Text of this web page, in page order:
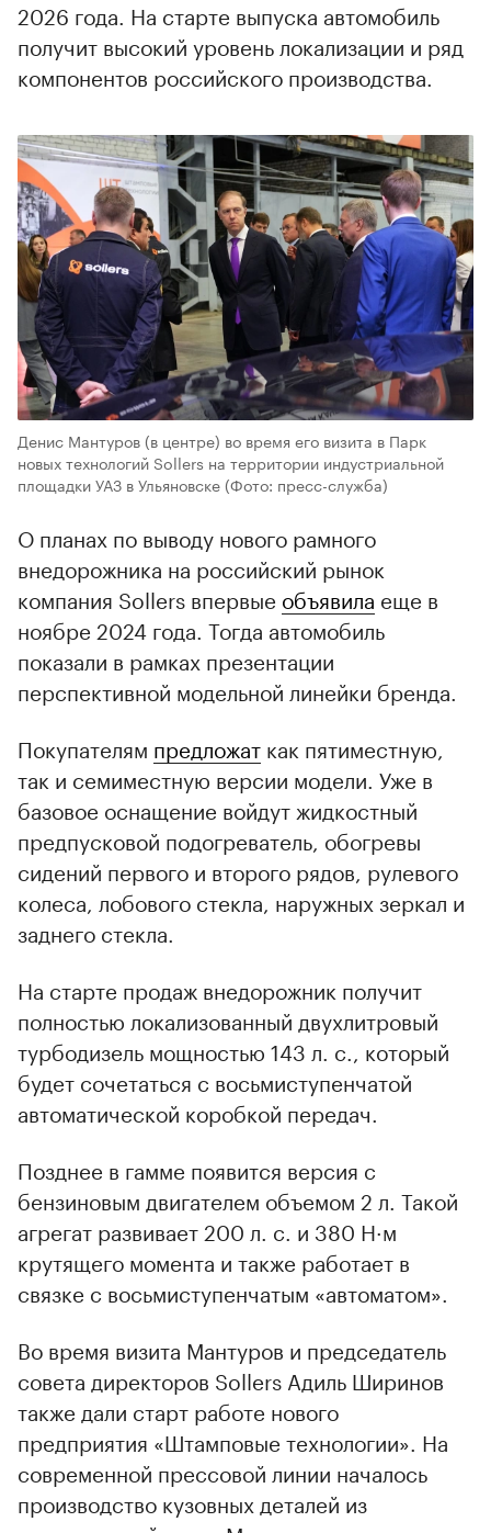
00:00 / 00:00
2026 года. На старте выпуска автомобиль
получит высокий уровень локализации и ряд
компонентов российского производства.
Денис Мантуров (в центре) во время его визита в Парк
новых технологий Sollers на территории индустриальной
площадки УАЗ в Ульяновске(Фото: пресс-служба)
О планах по выводу нового рамного
внедорожника на российский рынок
компания Sollers впервые объявила еще в
ноябре 2024 года. Тогда автомобиль
показали в рамках презентации
перспективной модельной линейки бренда.
Покупателям предложат как пятиместную,
так и семиместную версии модели. Уже в
базовое оснащение войдут жидкостный
предпусковой подогреватель, обогревы
сидений первого и второго рядов, рулевого
колеса, лобового стекла, наружных зеркал и
заднего стекла.
На старте продаж внедорожник получит
полностью локализованный двухлитровый
турбодизель мощностью 143 л. с., который
будет сочетаться с восьмиступенчатой
автоматической коробкой передач.
Позднее в гамме появится версия с
бензиновым двигателем объемом 2 л. Такой
агрегат развивает 200 л. с. и 380 Н·м
крутящего момента и также работает в
связке с восьмиступенчатым «автоматом».
Во время визита Мантуров и председатель
совета директоров Sollers Адиль Ширинов
также дали старт работе нового
предприятия «Штамповые технологии». На
современной прессовой линии началось
производство кузовных деталей из